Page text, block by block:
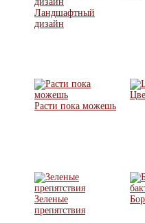
Ландшафтный
дизайн
Расти пока можешь
Зеленые
препятствия